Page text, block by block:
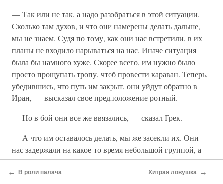
— Так или не так, а надо разобраться в этой ситуации.
Сколько там духов, и что они намерены делать дальше,
мы не знаем. Судя по тому, как они нас встретили, в их
планы не входило нарываться на нас. Иначе ситуация
была бы намного хуже. Скорее всего, им нужно было
просто прощупать тропу, чтоб провести караван. Теперь,
убедившись, что путь им закрыт, они уйдут обратно в
Иран, — высказал свое предположение ротный.
— Но в бой они все же ввязались, — сказал Грек.
— А что им оставалось делать, мы же засекли их. Они
нас задержали на какое-то время небольшой группой, а
сам караван, скорее всего, ушел обратно. Гоняться за ним
нет смысла, Иранская граница рядом. Нам надо
← В роли палача Хитрая ловушка →